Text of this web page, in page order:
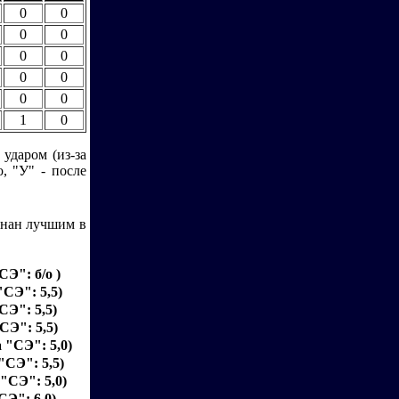
0
0
0
0
0
0
0
0
0
0
1 0
(из-за
"У" - после
лучшим в
б/о )
5,5)
5,5)
5,5)
"СЭ": 5,0)
"СЭ": 5,5)
"СЭ": 5,0)